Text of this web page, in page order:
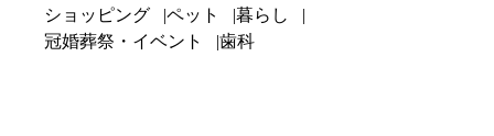
ショッピング
ペット
暮らし
冠婚葬祭・イベント
歯科